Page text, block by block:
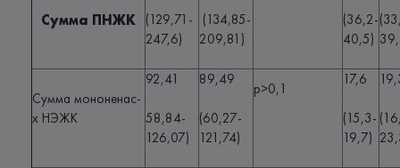
Сумма ПНЖК (129,71-
247,6)
(134,85-
209,81)
(36,2-
40,5)
Сумма мононенас-
х НЭЖК
92,41
58,84-
126,07)
89,49
(60,27-
121,74)
p>0,1
17,6
(15,3-
19,7)